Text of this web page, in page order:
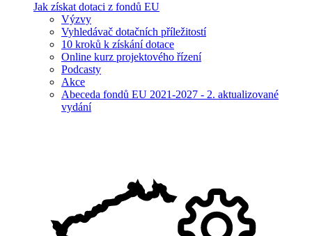
Jak získat dotaci z fondů EU
Výzvy
Vyhledávač dotačních příležitostí
10 kroků k získání dotace
Online kurz projektového řízení
Podcasty
Akce
Abeceda fondů EU 2021-2027 - 2. aktualizované
vydání